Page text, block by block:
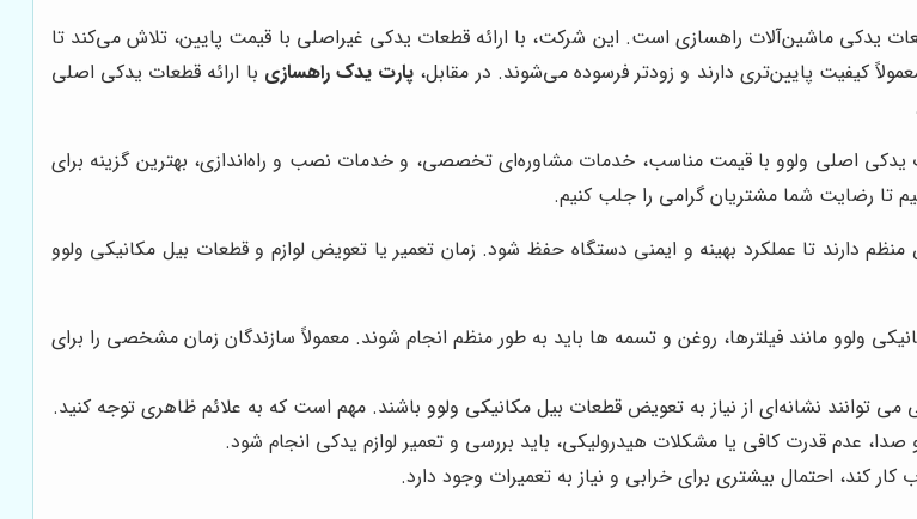
یدکی ماشین‌آلات راهسازی است. این شرکت، با ارائه قطعات یدکی غیراصلی با قیمت پایین، تلاش می‌کند تا
کیفیت پایین‌تری دارند و زودتر فرسوده می‌شوند. در مقابل، پارت یدک راهسازی با ارائه قطعات یدکی اصلی
یدکی اصلی ولوو با قیمت مناسب، خدمات مشاوره‌ای تخصصی، و خدمات نصب و راه‌اندازی، بهترین گزینه برای
تا رضایت شما مشتریان گرامی را جلب کنیم.
دارند تا عملکرد بهینه و ایمنی دستگاه حفظ شود. زمان تعمیر یا تعویض لوازم و قطعات بیل مکانیکی ولوو
ولوو مانند فیلترها، روغن و تسمه ها باید به طور منظم انجام شوند. معمولاً سازندگان زمان مشخصی را برای
نشانه‌ای از نیاز به تعویض قطعات بیل مکانیکی ولوو باشند. مهم است که به علائم ظاهری توجه کنید.
صدا، عدم قدرت کافی یا مشکلات هیدرولیکی، باید بررسی و تعمیر لوازم یدکی انجام شود.
کند، احتمال بیشتری برای خرابی و نیاز به تعمیرات وجود دارد.